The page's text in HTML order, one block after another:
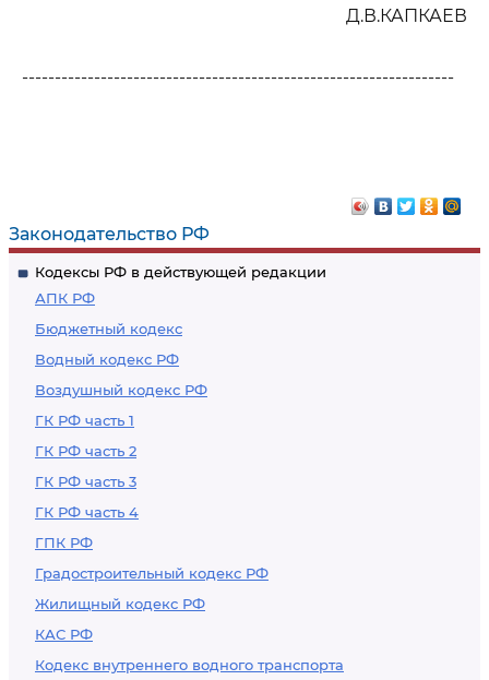
Законодательство РФ
Кодексы РФ в действующей редакции
АПК РФ
Бюджетный кодекс
Водный кодекс РФ
Воздушный кодекс РФ
ГК РФ часть 1
ГК РФ часть 2
ГК РФ часть 3
ГК РФ часть 4
ГПК РФ
Градостроительный кодекс РФ
Жилищный кодекс РФ
КАС РФ
Кодекс внутреннего водного транспорта
Д.В.КАПКАЕВ
------------------------------------------------------------------